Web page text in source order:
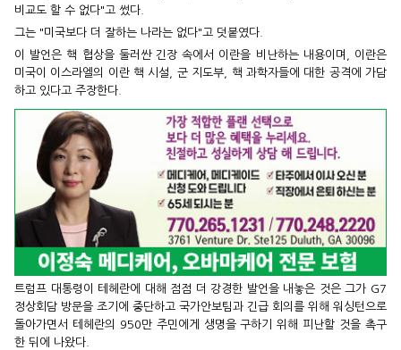
비교도 할 수 없다"고 썼다.
그는 "미국보다 더 잘하는 나라는 없다"고 덧붙였다.
이 발언은 핵 협상을 둘러싼 긴장 속에서 이란을 비난하는 내용이며, 이란은
미국이 이스라엘의 이란 핵 시설, 군 지도부, 핵 과학자들에 대한 공격에 가담
하고 있다고 주장한다.
트럼프 대통령이 테헤란에 대해 점점 더 강경한 발언을 내놓은 것은 그가 G7
정상회담 방문을 조기에 중단하고 국가안보팀과 긴급 회의를 위해 워싱턴으로
돌아가면서 테헤란의 950만 주민에게 생명을 구하기 위해 피난할 것을 촉구
한 뒤에 나왔다.